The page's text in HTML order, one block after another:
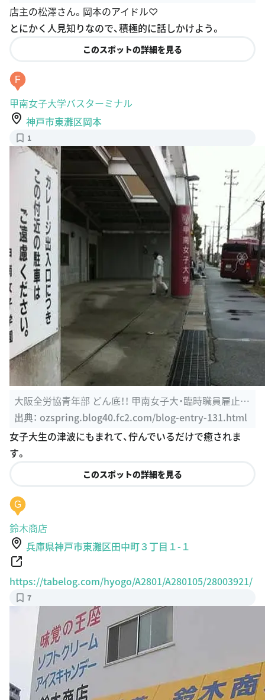
店主の松澤さん。岡本のアイドル♡
とにかく人見知りなので、積極的に話しかけよう。
このスポットの詳細を見る
F
甲南女子大学バスターミナル
神戸市東灘区岡本
1
大阪全労協青年部 どん底！！ 甲南女子大・臨時職員雇止め
解雇撤回ビラ ...
出典： ozspring.blog40.fc2.com/blog-entry-131.html
女子大生の津波にもまれて、佇んでいるだけで癒されま
す。
このスポットの詳細を見る
G
鈴木商店
兵庫県神戸市東灘区田中町３丁目１-１
https://tabelog.com/hyogo/A2801/A280105/28003921/
7